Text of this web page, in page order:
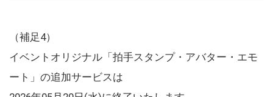
（補足4）
イベントオリジナル「拍手スタンプ・アバター・エモ
ート」の追加サービスは